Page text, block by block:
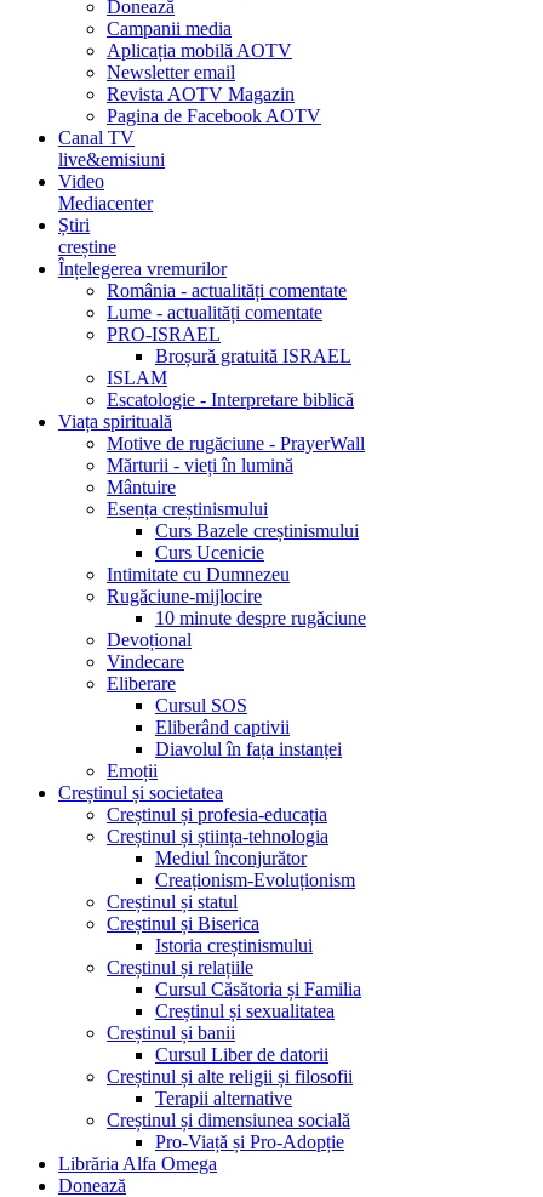
Donează
Campanii media
Aplicația mobilă AOTV
Newsletter email
Revista AOTV Magazin
Pagina de Facebook AOTV
Canal TV
live&emisiuni
Video
Mediacenter
Știri
creștine
Înțelegerea vremurilor
România - actualități comentate
Lume - actualități comentate
PRO-ISRAEL
Broșură gratuită ISRAEL
ISLAM
Escatologie - Interpretare biblică
Viața spirituală
Motive de rugăciune - PrayerWall
Mărturii - vieți în lumină
Mântuire
Esența creștinismului
Curs Bazele creștinismului
Curs Ucenicie
Intimitate cu Dumnezeu
Rugăciune-mijlocire
10 minute despre rugăciune
Devoțional
Vindecare
Eliberare
Cursul SOS
Eliberând captivii
Diavolul în fața instanței
Emoții
Creștinul și societatea
Creștinul și profesia-educația
Creștinul și știința-tehnologia
Mediul înconjurător
Creaționism-Evoluționism
Creștinul și statul
Creștinul și Biserica
Istoria creștinismului
Creștinul și relațiile
Cursul Căsătoria și Familia
Creștinul și sexualitatea
Creștinul și banii
Cursul Liber de datorii
Creștinul și alte religii și filosofii
Terapii alternative
Creștinul și dimensiunea socială
Pro-Viață și Pro-Adopție
Librăria Alfa Omega
Donează